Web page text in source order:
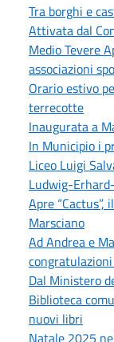
Tra borghi e
Attivata dal
Medio Tevere
associazioni
Orario estivo
terrecotte
Inaugurata a
In Municipio i
Liceo Luigi
Ludwig-
Apre
Marsciano
Ad Andrea e
Dal Ministero
Biblioteca
nuovi libri
Natale 2025